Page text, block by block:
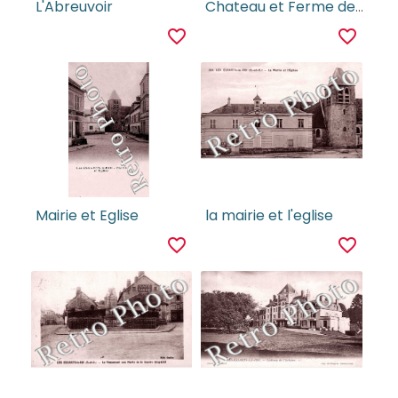
L'Abreuvoir
favorite_border
Chateau et Ferme de La Cour
favorite_border
Mairie et Eglise
favorite_border
la mairie et l'eglise
favorite_border